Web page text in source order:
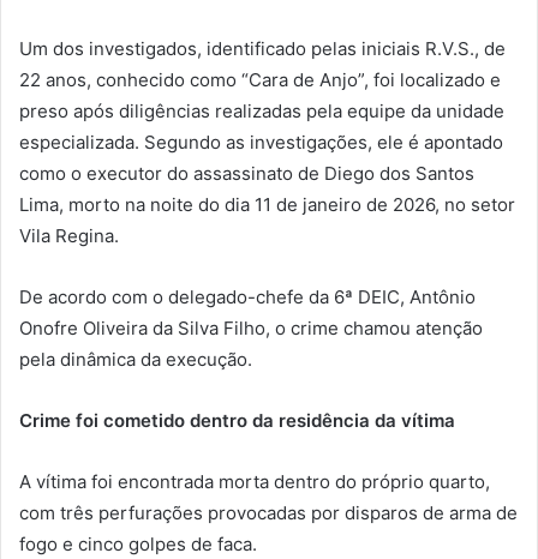
Um dos investigados, identificado pelas iniciais R.V.S., de
22 anos, conhecido como “Cara de Anjo”, foi localizado e
preso após diligências realizadas pela equipe da unidade
especializada. Segundo as investigações, ele é apontado
como o executor do assassinato de Diego dos Santos
Lima, morto na noite do dia 11 de janeiro de 2026, no setor
Vila Regina.
De acordo com o delegado-chefe da 6ª DEIC, Antônio
Onofre Oliveira da Silva Filho, o crime chamou atenção
pela dinâmica da execução.
Crime foi cometido dentro da residência da vítima
A vítima foi encontrada morta dentro do próprio quarto,
com três perfurações provocadas por disparos de arma de
fogo e cinco golpes de faca.